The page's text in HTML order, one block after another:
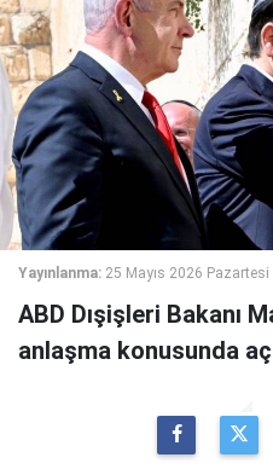
Yayınlanma: 25 Mayıs 2026 Pazartesi
ABD Dışişleri Bakanı
anlaşma konusunda